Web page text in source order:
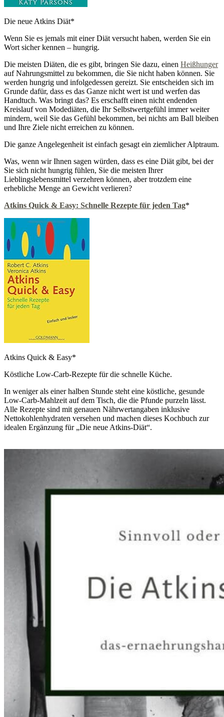
Die neue Atkins Diät*
Wenn Sie es jemals mit einer Diät versucht haben, werden Sie ein
Wort sicher kennen – hungrig.
Die meisten Diäten, die es gibt, bringen Sie dazu, einen Heißhunger
auf Nahrungsmittel zu bekommen, die Sie nicht haben können. Sie
werden hungrig und infolgedessen gereizt. Sie entscheiden sich im
Grunde dafür, dass es das Ganze nicht wert ist und werfen das
Handtuch. Was bringt das? Es erschafft einen nicht endenden
Kreislauf von Modediäten, die Ihr Selbstwertgefühl immer weiter
mindern, weil Sie das Gefühl bekommen, bei nichts am Ball bleiben
und Ihre Ziele nicht erreichen zu können.
Die ganze Angelegenheit ist einfach gesagt ein ziemlicher Alptraum.
Was, wenn wir Ihnen sagen würden, dass es eine Diät gibt, bei der
Sie sich nicht hungrig fühlen, Sie die meisten Ihrer
Lieblingslebensmittel verzehren können, aber trotzdem eine
erhebliche Menge an Gewicht verlieren?
Atkins Quick & Easy: Schnelle Rezepte für jeden Tag*
Atkins Quick & Easy*
Köstliche Low-Carb-Rezepte für die schnelle Küche.
In weniger als einer halben Stunde steht eine köstliche, gesunde
Low-Carb-Mahlzeit auf dem Tisch, die die Pfunde purzeln lässt.
Alle Rezepte sind mit genauen Nährwertangaben inklusive
Nettokohlenhydraten versehen und machen dieses Kochbuch zur
idealen Ergänzung für „Die neue Atkins-Diät“.